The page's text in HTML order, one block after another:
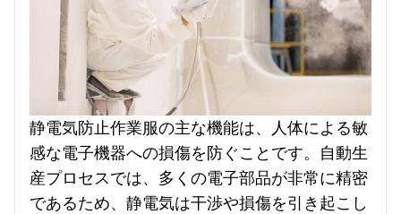
静電気防止作業服の主な機能は、人体による敏
感な電子機器への損傷を防ぐことです。自動生
産プロセスでは、多くの電子部品が非常に精密
であるため、静電気は干渉や損傷を引き起こし